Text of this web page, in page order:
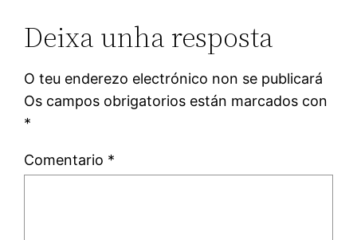
Deixa unha resposta
O teu enderezo electrónico non se publicará
Os campos obrigatorios están marcados con
*
Comentario *